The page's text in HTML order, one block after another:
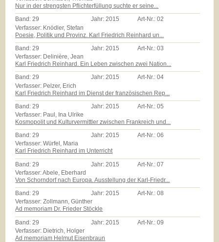
Nur in der strengsten Pflichterfüllung suchte er seine...
Band:29 Jahr:2015 Art-Nr.:02
Verfasser: Knödler, Stefan
Poesie, Politik und Provinz. Karl Friedrich Reinhard un...
Band:29 Jahr:2015 Art-Nr.:03
Verfasser: Delinière, Jean
Karl Friedrich Reinhard. Ein Leben zwischen zwei Nation...
Band:29 Jahr:2015 Art-Nr.:04
Verfasser: Pelzer, Erich
Karl Friedrich Reinhard im Dienst der französischen Rep...
Band: 29 Jahr: 2015 Art-Nr.:05
Verfasser: Paul, Ina Ulrike
Kosmopolit und Kulturvermittler zwischen Frankreich und...
Band:29 Jahr:2015 Art-Nr.:06
Verfasser: Würfel, Maria
Karl Friedrich Reinhard im Unterricht
Band: 29 Jahr: 2015 Art-Nr.:07
Verfasser: Abele, Eberhard
Von Schorndorf nach Europa. Ausstellung der Karl-Friedr...
Band:29 Jahr:2015 Art-Nr.:08
Verfasser: Zollmann, Günther
Ad memoriam Dr. Frieder Stöckle
Band: 29 Jahr: 2015 Art-Nr.:09
Verfasser: Dietrich, Holger
Ad memoriam Helmut Eisenbraun